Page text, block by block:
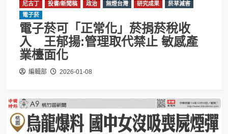
尼古丁 投書/新聞稿 政治 無煙台灣 研究成果
菸草減害
電子菸
電子菸可「正常化」菸捐菸稅收
入 王郁揚:管理取代禁止 敏感產
業檯面化
編輯部 2026-01-08